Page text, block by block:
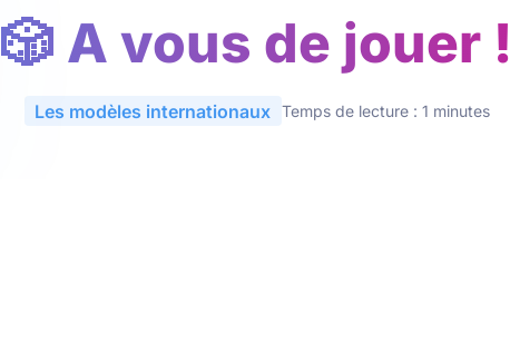
🎲 A vous de jouer !
Les modèles internationaux Temps de lecture : 1 minutes